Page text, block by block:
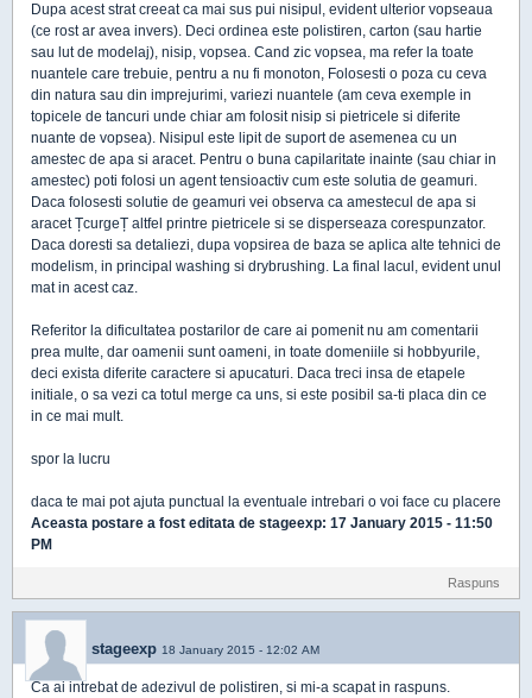
Dupa acest strat creeat ca mai sus pui nisipul, evident ulterior vopseaua
(ce rost ar avea invers). Deci ordinea este polistiren, carton (sau hartie
sau lut de modelaj), nisip, vopsea. Cand zic vopsea, ma refer la toate
nuantele care trebuie, pentru a nu fi monoton, Folosesti o poza cu ceva
din natura sau din imprejurimi, variezi nuantele (am ceva exemple in
topicele de tancuri unde chiar am folosit nisip si pietricele si diferite
nuante de vopsea). Nisipul este lipit de suport de asemenea cu un
amestec de apa si aracet. Pentru o buna capilaritate inainte (sau chiar in
amestec) poti folosi un agent tensioactiv cum este solutia de geamuri.
Daca folosesti solutie de geamuri vei observa ca amestecul de apa si
aracet ȚcurgeȚ altfel printre pietricele si se disperseaza corespunzator.
Daca doresti sa detaliezi, dupa vopsirea de baza se aplica alte tehnici de
modelism, in principal washing si drybrushing. La final lacul, evident unul
mat in acest caz.
Referitor la dificultatea postarilor de care ai pomenit nu am comentarii
prea multe, dar oamenii sunt oameni, in toate domeniile si hobbyurile,
deci exista diferite caractere si apucaturi. Daca treci insa de etapele
initiale, o sa vezi ca totul merge ca uns, si este posibil sa-ti placa din ce
in ce mai mult.
spor la lucru
daca te mai pot ajuta punctual la eventuale intrebari o voi face cu placere
Aceasta postare a fost editata de stageexp: 17 January 2015 - 11:50
PM
Raspuns
stageexp 18 January 2015 - 12:02 AM
Ca ai intrebat de adezivul de polistiren, si mi-a scapat in raspuns.